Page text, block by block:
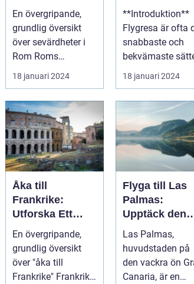
historia och
kulturella
skatter
En övergripande,
grundlig översikt
över sevärdheter i
Rom Roms
sevärdheter är känt
över hela världe...
18 januari 2024
Guide
**Introduktion**
Flygresa är ofta
snabbaste och
bekvämaste
att resa till
från ol...
18 januari 2024
Åka till
Frankrike:
Utforska Ett
Land Fyllt Med
Kultur och
Skönhet
En övergripande,
grundlig översikt
över "åka till
Frankrike" Frankrike,
Flyga till Las
Palmas:
Upptäck den
fantastiska ön
Gran Canaria
Las Palmas,
huvudstaden på
den vackra ön
Canaria, är en